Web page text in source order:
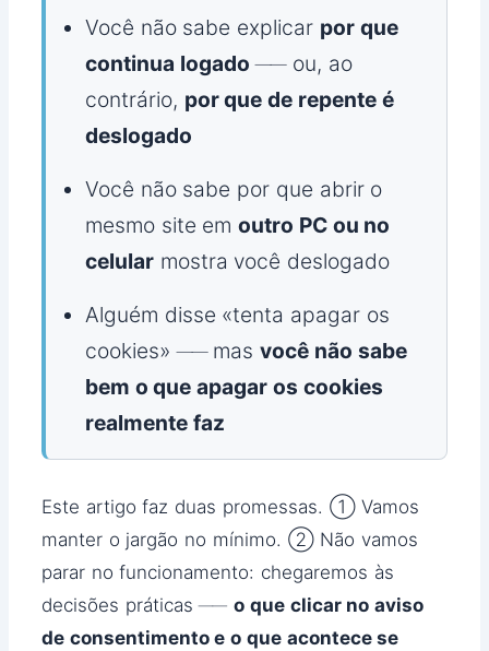
Você não sabe explicar por que
continua logado ── ou, ao
contrário, por que de repente é
deslogado
Você não sabe por que abrir o
mesmo site emoutro PC ou no
celular mostra você deslogado
Alguém disse «tenta apagar os
cookies» ── masvocê não sabe
bem o que apagar os cookies
realmente faz
Este artigo faz duas promessas. ① Vamos
manter o jargão no mínimo. ② Não vamos
parar no funcionamento: chegaremos às
decisões práticas ──o que clicar no aviso
de consentimento e o que acontece se